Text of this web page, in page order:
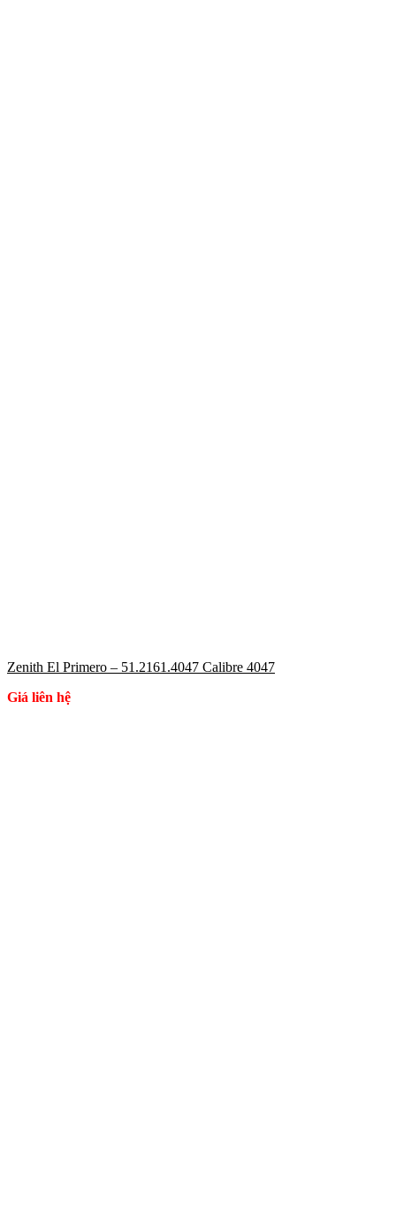
Zenith El Primero – 51.2161.4047 Calibre 4047
Giá liên hệ